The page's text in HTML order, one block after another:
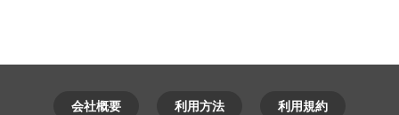
会社概要 利用方法 利用規約